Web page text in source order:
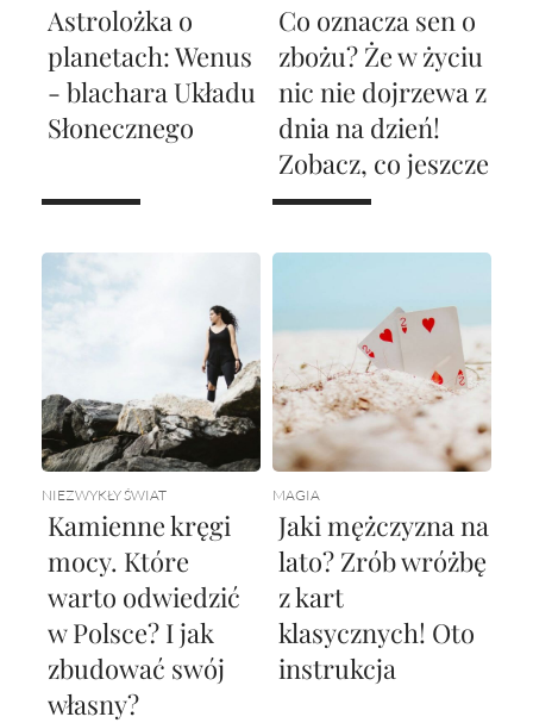
Astrolożka o
planetach: Wenus
- blachara Układu
Słonecznego
Co oznacza sen o
zbożu? Że w życiu
nic nie dojrzewa z
dnia na dzień!
Zobacz, co jeszcze
NIEZWYKŁY ŚWIAT
Kamienne kręgi
mocy. Które
warto odwiedzić
w Polsce? I jak
zbudować swój
własny?
MAGIA
Jaki mężczyzna na
lato? Zrób wróżbę
z kart
klasycznych! Oto
instrukcja